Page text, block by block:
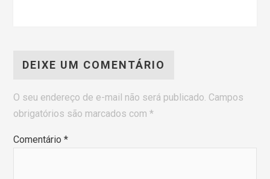
DEIXE UM COMENTÁRIO
O seu endereço de e-mail não será publicado. Campos
obrigatórios são marcados com*
Comentário*